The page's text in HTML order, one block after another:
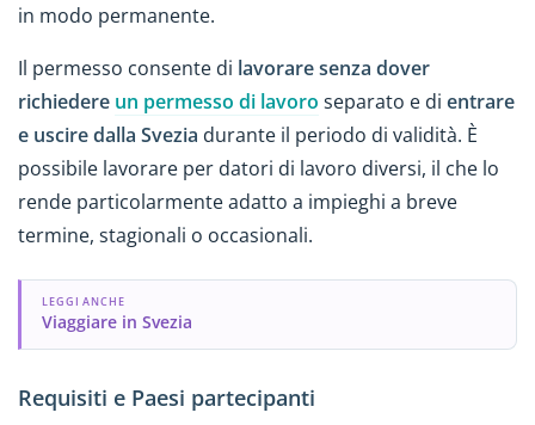
in modo permanente.
Il permesso consente di lavorare senza dover
richiedere un permesso di lavoro separato e di entrare
e uscire dalla Svezia durante il periodo di validità. È
possibile lavorare per datori di lavoro diversi, il che lo
rende particolarmente adatto a impieghi a breve
termine, stagionali o occasionali.
LEGGI ANCHE
Viaggiare in Svezia
Requisiti e Paesi partecipanti